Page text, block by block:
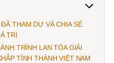
THAM DỰ VÀ CHIA SẺ
TRỊ
TRÌNH LAN TỎA GIẢI
TỈNH THÀNH VIỆT NAM